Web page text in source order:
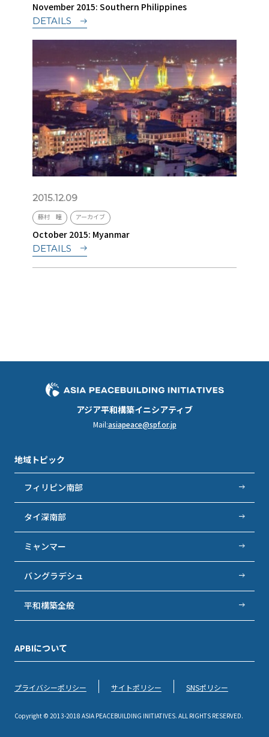
November 2015: Southern Philippines
DETAILS
2015.12.09
藤村 瞳 アーカイブ
October 2015: Myanmar
DETAILS
アジア平和構築イニシアティブ
Mail:asiapeace@spf.or.jp
地域トピック
フィリピン南部
タイ深南部
ミャンマー
バングラデシュ
平和構築全般
APBIについて
Copyright © 2013-2018 ASIA PEACEBUILDING INITIATIVES. ALL RIGHTS RESERVED.
プライバシーポリシー サイトポリシー SNSポリシー